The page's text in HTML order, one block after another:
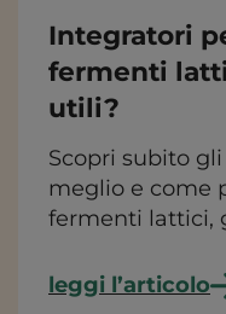
Integratori
fermenti
utili?
Scopri subito
meglio e come
fermenti lattici,
leggi l’articolo